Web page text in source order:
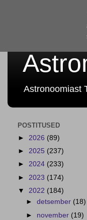
Astronoomiast
POSTITUSED
► 2026 (89)
► 2025 (237)
► 2024 (233)
► 2023 (174)
▼ 2022 (184)
►detsember (18)
► november (19)